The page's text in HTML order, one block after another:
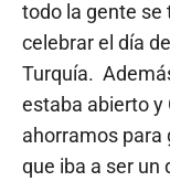
todo la gente se
celebrar el día
Turquía.
estaba abierto y
ahorramos
que iba a ser un